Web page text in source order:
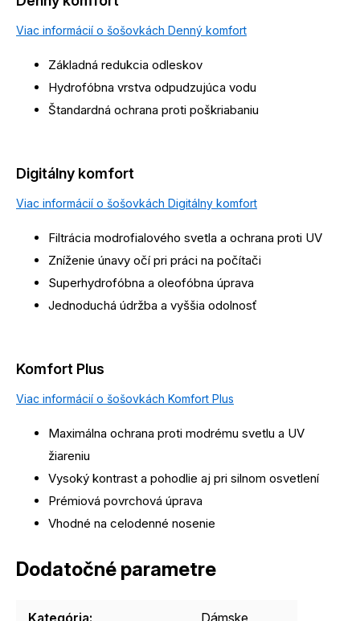
Viac informácií o šošovkách Denný komfort
Základná redukcia odleskov
Hydrofóbna vrstva odpudzujúca vodu
Štandardná ochrana proti poškriabaniu
Digitálny komfort
Viac informácií o šošovkách Digitálny komfort
Filtrácia modrofialového svetla a ochrana proti UV
Zníženie únavy očí pri práci na počítači
Superhydrofóbna a oleofóbna úprava
Jednoduchá údržba a vyššia odolnosť
Komfort Plus
Viac informácií o šošovkách Komfort Plus
Maximálna ochrana proti modrému svetlu a UV
žiareniu
Vysoký kontrast a pohodlie aj pri silnom osvetlení
Prémiová povrchová úprava
Vhodné na celodenné nosenie
Dodatočné parametre
Kategória: Dámske